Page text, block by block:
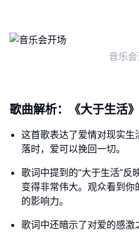
音乐
歌曲解析：《大于生活》
这首歌表达了爱情对现实
落时，爱可以挽回一切。
歌词中提到的“大于生活”反
变得非常伟大。观众看到
的影响力。
歌词中还暗示了对爱的感